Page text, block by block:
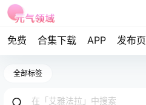
免费 合集下载 APP 发布页
全部标签